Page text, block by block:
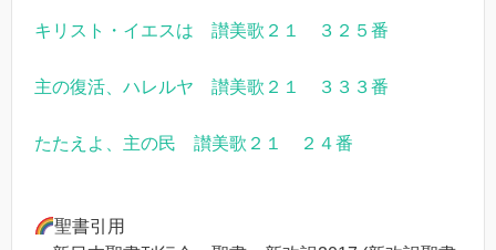
キリスト・イエスは 讃美歌２１ ３２５番
主の復活、ハレルヤ 讃美歌２１ ３３３番
たたえよ、主の民 讃美歌２１ ２４番
聖書引用